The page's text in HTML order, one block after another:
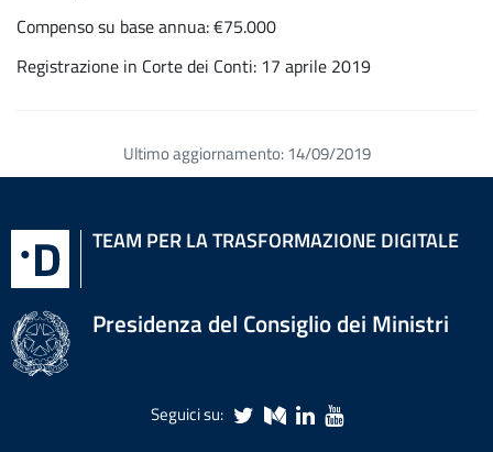
Compenso su base annua: €75.000
Registrazione in Corte dei Conti: 17 aprile 2019
Ultimo aggiornamento: 14/09/2019
del
contenuto
TEAM PER LA TRASFORMAZIONE DIGITALE
Presidenza del Consiglio dei Ministri
Seguici su: